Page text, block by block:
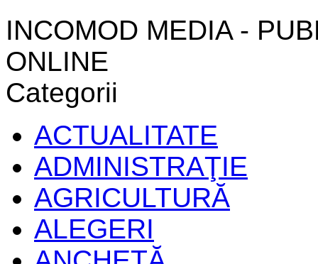
INCOMOD MEDIA -
ONLINE
Categorii
ACTUALITATE
ADMINISTRAŢIE
AGRICULTURĂ
ALEGERI